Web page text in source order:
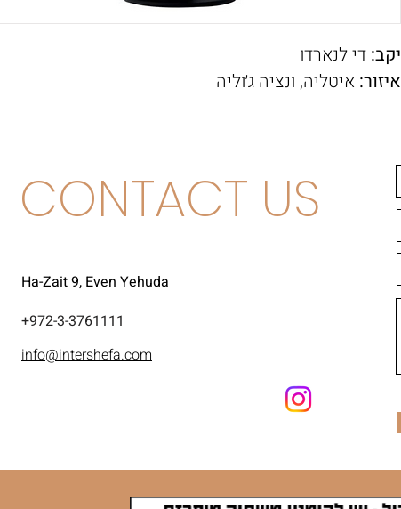
יקב: די לנארדו
איזור: איטליה, ונציה ג׳וליה
CONTACT US
Ha-Zait 9, Even Yehuda
972-3-3761111+
info@intershefa.com